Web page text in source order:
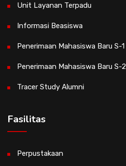
Unit Layanan Terpadu
Informasi Beasiswa
Penerimaan Mahasiswa Baru S-1
Penerimaan Mahasiswa Baru S-2
Tracer Study Alumni
Fasilitas
Perpustakaan